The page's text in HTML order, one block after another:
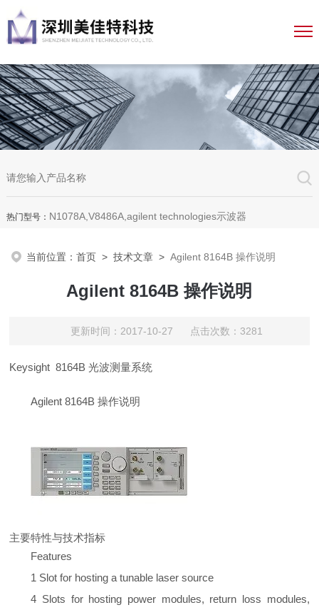
热门型号： N1078A,V8486A,agilent technologies示波器
当前位置：首页 >技术文章 >Agilent 8164B 操作说明
Agilent 8164B 操作说明
更新时间：2017-10-27 点击次数：3281
Keysight 8164B 光波测量系统
Agilent 8164B 操作说明
主要特性与技术指标
Features
1 Slot for hosting a tunable laser source
4 Slots for hosting power modules, return loss modules,